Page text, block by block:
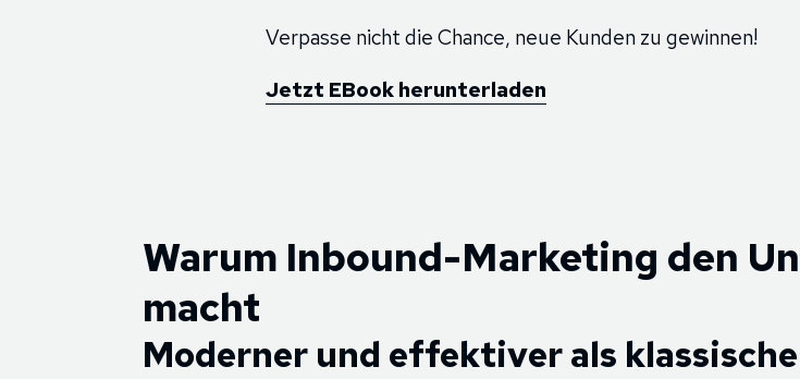
Verpasse nicht die Chance, neue Kunden zu gewinnen!
Jetzt EBook herunterladen
Warum Inbound-Marketing den
macht
Moderner und effektiver als